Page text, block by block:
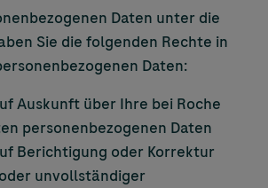
Daten unter die
Sie die folgenden Rechte in
Daten:
Auskunft über Ihre bei Roche
personenbezogenen Daten
Berichtigung oder Korrektur
unvollständiger